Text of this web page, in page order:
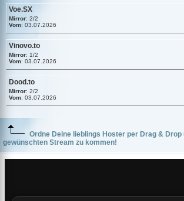
Voe.SX
Mirror: 2/2
Vom: 03.07.2026
Vinovo.to
Mirror: 1/2
Vom: 03.07.2026
Dood.to
Mirror: 2/2
Vom: 03.07.2026
Ordne Deine lieblings Hoster per Drag &
gewünschten Stream zu kommen!